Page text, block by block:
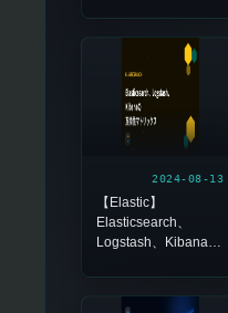
成と実行
2024-08-13
【Elastic】
Elasticsearch、
Logstash、Kibanaの